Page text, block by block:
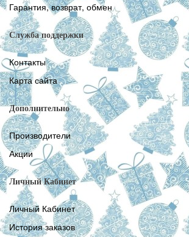
Гарантия, возврат, обмен
Служба поддержки
Контакты
Карта сайта
Дополнительно
Производители
Акции
Личный Кабинет
Личный Кабинет
История заказов